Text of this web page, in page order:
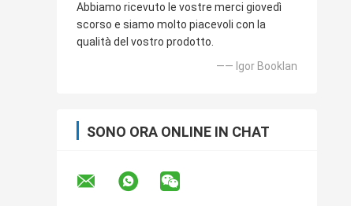
Abbiamo ricevuto le vostre merci giovedì
scorso e siamo molto piacevoli con la
qualità del vostro prodotto.
—— Igor Booklan
SONO ORA ONLINE IN CHAT